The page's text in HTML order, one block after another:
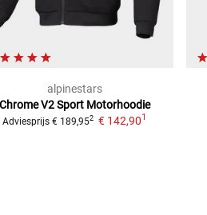
alpinestars
Chrome V2 Sport Motorhoodie
Adviesprijs € 189,952 € 142,901